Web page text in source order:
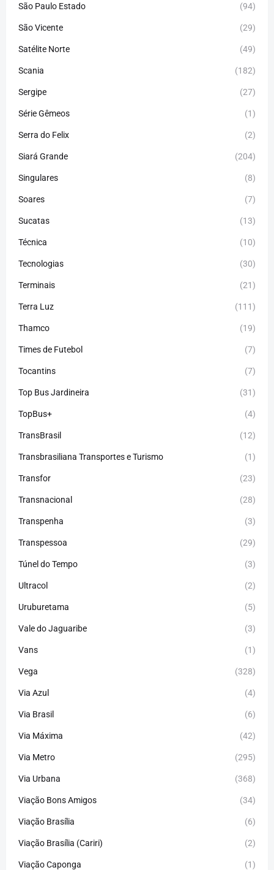
São Paulo Estado (94)
São Vicente (29)
Satélite Norte (49)
Scania (182)
Sergipe (27)
Série Gêmeos (1)
Serra do Felix (2)
Siará Grande (204)
Singulares (8)
Soares (7)
Sucatas (13)
Técnica (10)
Tecnologias (30)
Terminais (21)
Terra Luz (111)
Thamco (19)
Times de Futebol (7)
Tocantins (7)
Top Bus Jardineira (31)
TopBus+ (4)
TransBrasil (12)
Transbrasiliana Transportes e Turismo (1)
Transfor (23)
Transnacional (28)
Transpenha (3)
Transpessoa (29)
Túnel do Tempo (3)
Ultracol (2)
Uruburetama (5)
Vale do Jaguaribe (3)
Vans (1)
Vega (328)
Via Azul (4)
Via Brasil (6)
Via Máxima (42)
Via Metro (295)
Via Urbana (368)
Viação Bons Amigos (34)
Viação Brasília (6)
Viação Brasília (Cariri) (2)
Viação Caponga (1)